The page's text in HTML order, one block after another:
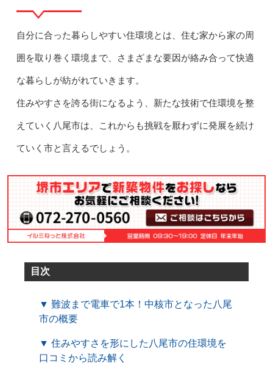
自分に合った暮らしやすい住環境とは、住む家から家の周
囲を取り巻く環境まで、さまざまな要因が絡み合って快適
な暮らしが紡がれていきます。
住みやすさを誇る街になるよう、新たな技術で住環境を整
えていく八尾市は、これからも挑戦を厭わずに発展を続け
ていく市と言えるでしょう。
目次
▼ 難波まで電車で1本！中核市となった八尾
市の概要
▼ 住みやすさを形にした八尾市の住環境を
口コミから読み解く